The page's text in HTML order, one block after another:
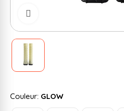
Couleur: GLOW